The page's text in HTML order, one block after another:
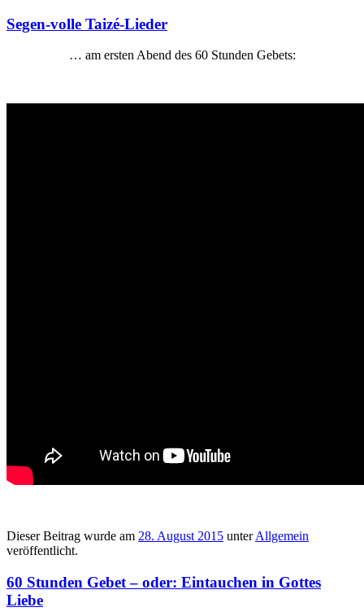
Segen-volle Taizé-Lieder
… am ersten Abend des 60 Stunden Gebets:
Dieser Beitrag wurde am 28. August 2015 unterAllgemein
veröffentlicht.
60 Stunden Gebet – oder: Eintauchen in Gottes
Liebe